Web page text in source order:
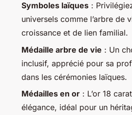
Symboles laïques :
universels comme l’arbre de
croissance et de lien familial.
Médaille arbre de vie : Un
inclusif, apprécié pour sa
dans les cérémonies laïques.
Médailles en or : L’or 18
élégance, idéal pour un